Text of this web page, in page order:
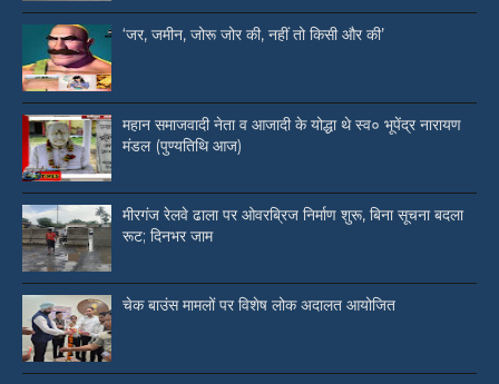
‘जर, जमीन, जोरू जोर की, नहीं तो किसी और की’
महान समाजवादी नेता व आजादी के योद्धा थे स्व० भूपेंद्र नारायण
मंडल (पुण्यतिथि आज)
मीरगंज रेलवे ढाला पर ओवरब्रिज निर्माण शुरू, बिना सूचना बदला
रूट; दिनभर जाम
चेक बाउंस मामलों पर विशेष लोक अदालत आयोजित